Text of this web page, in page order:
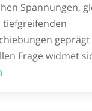
Spannungen,
tiefgreifenden
geprägt
Frage widmet